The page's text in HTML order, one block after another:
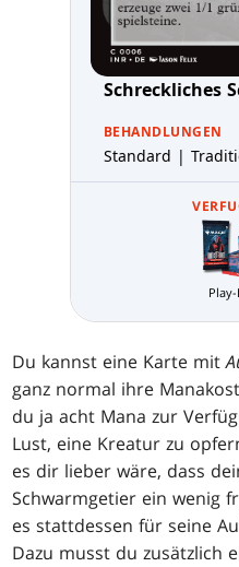
Schreckliches
BEHANDLUNGEN
Standard |
Du kannst eine Karte mit
ganz normal ihre
du ja acht Mana zur
Lust, eine Kreatur zu
es dir lieber wäre, dass
Schwarmgetier ein wenig
es stattdessen für seine
Dazu musst du zusätzlich